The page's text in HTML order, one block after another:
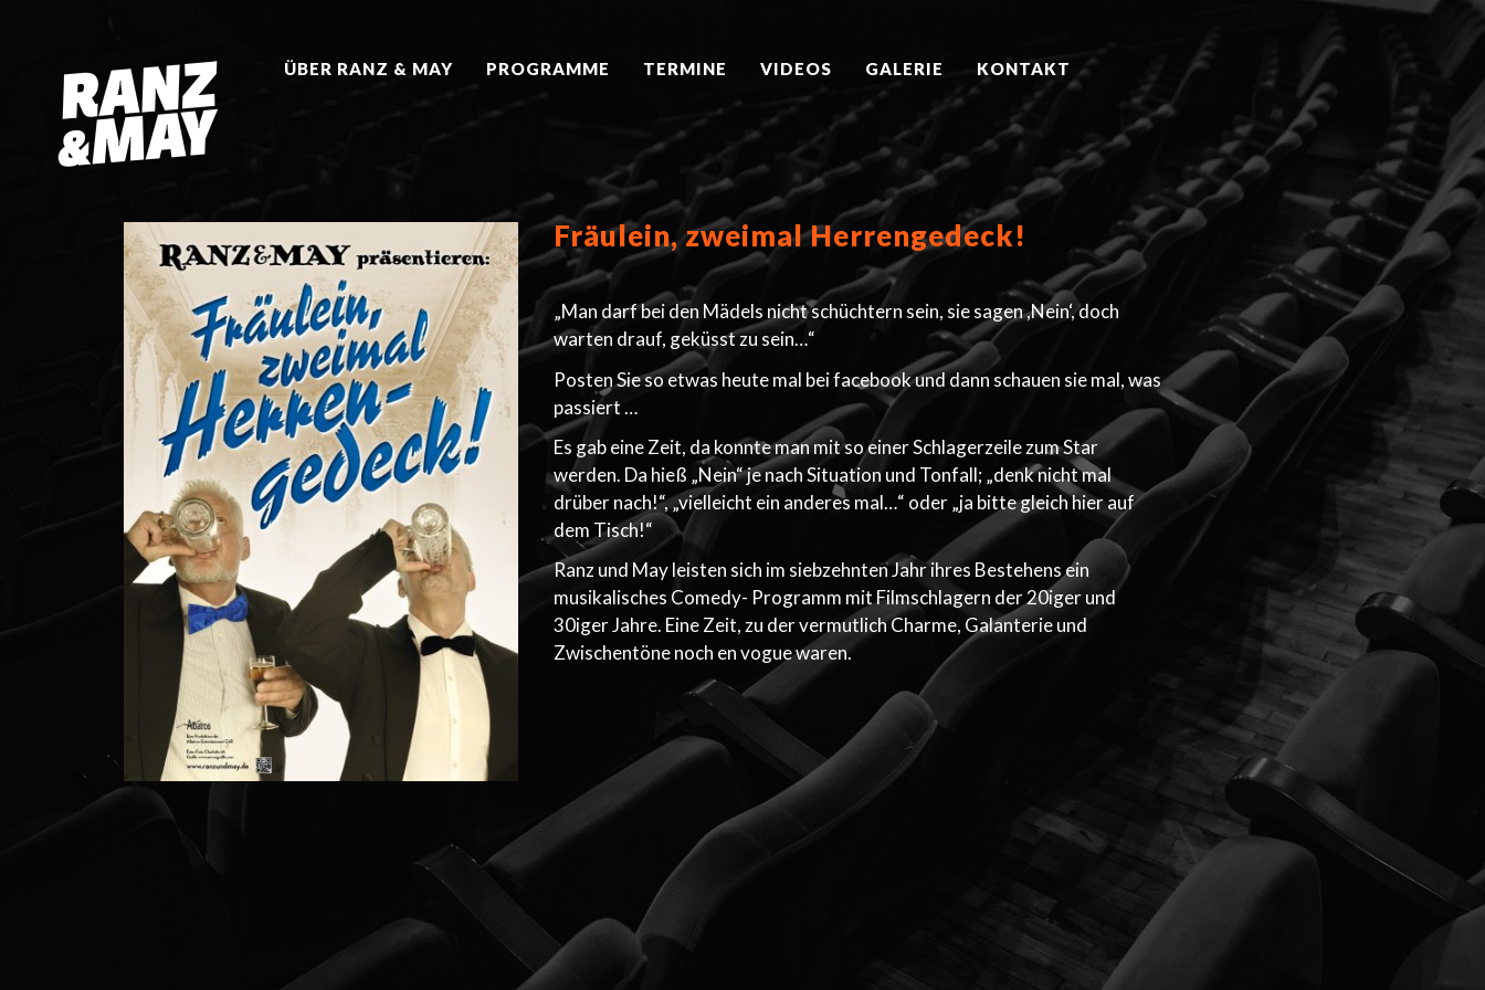
ÜBER RANZ & MAY PROGRAMME TERMINE VIDEOS GALERIE KONTAKT
Fräulein, zweimal Herrengedeck!
„Man darf bei den Mädels nicht schüchtern sein, sie sagen ,Nein‘, doch
warten drauf, geküsst zu sein…“
Posten Sie so etwas heute mal bei facebook und dann schauen sie mal, was
passiert …
Es gab eine Zeit, da konnte man mit so einer Schlagerzeile zum Star
werden. Da hieß „Nein“ je nach Situation und Tonfall; „denk nicht mal
drüber nach!“, „vielleicht ein anderes mal…“ oder „ja bitte gleich hier auf
dem Tisch!“
Ranz und May leisten sich im siebzehnten Jahr ihres Bestehens ein
musikalisches Comedy- Programm mit Filmschlagern der 20iger und
30iger Jahre. Eine Zeit, zu der vermutlich Charme, Galanterie und
Zwischentöne noch en vogue waren.